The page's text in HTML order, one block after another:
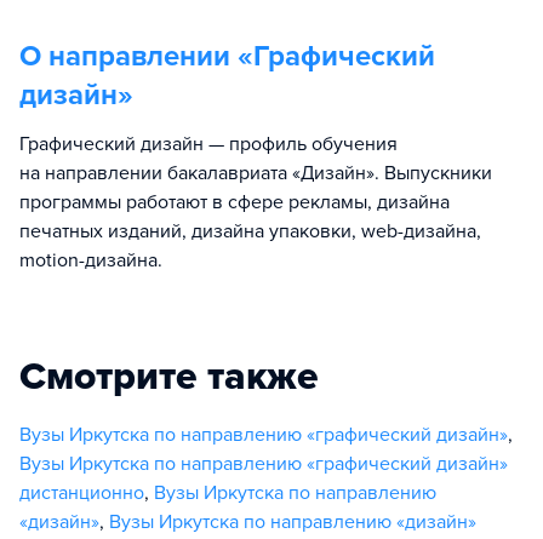
О направлении «Графический
дизайн»
Графический дизайн — профиль обучения
на направлении бакалавриата «Дизайн». Выпускники
программы работают в сфере рекламы, дизайна
печатных изданий, дизайна упаковки, web-дизайна,
motion-дизайна.
Смотрите также
Вузы Иркутска по направлению «графический дизайн»,
Вузы Иркутска по направлению «графический дизайн»
дистанционно, Вузы Иркутска по направлению
«дизайн», Вузы Иркутска по направлению «дизайн»